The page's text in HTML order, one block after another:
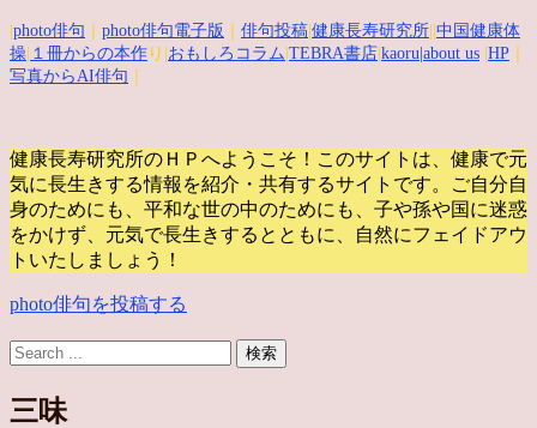
photo俳句 photo俳句電子版 俳句投稿 健康長寿研究所 中国健康体
操 １冊からの本作 り| おもしろコラム TEBRA書店 kaoru |about us HP
写真からAI俳句
健康長寿研究所のＨＰへようこそ！このサイトは、健康で元
気に長生きする情報を紹介・共有するサイトです。
ご自分自
身のためにも、平和な世の中のためにも、子や孫や国に迷惑
をかけず、元気で長生きするとともに、自然にフェイドアウ
トいたしましょう！
photo俳句を投稿する
三味